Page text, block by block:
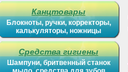
Канцтовары
Блокноты, ручки, корректоры,
калькуляторы, ножницы
Средства гигиены
Шампуни, бритвенный станок